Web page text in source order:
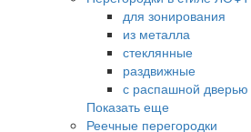
для зонирования
из металла
стеклянные
раздвижные
с распашной дверью
Показать еще
Реечные перегородки